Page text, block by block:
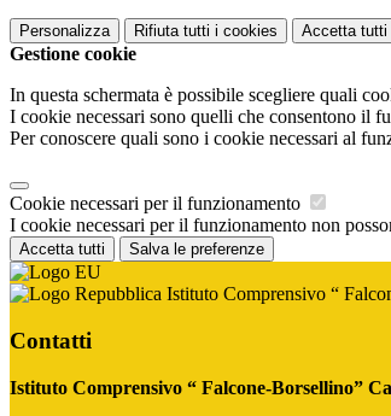
Personalizza Rifiuta tutti i cookies Accetta tutti
Gestione cookie
In questa schermata è possibile scegliere quali
I cookie necessari sono quelli che consentono il
Per conoscere quali sono i cookie necessari al
Cookie necessari per il funzionamento
I cookie necessari per il funzionamento non
Accetta tutti Salva le preferenze
Istituto Comprensivo “
Contatti
Istituto Comprensivo “ Falcone-Borsellino”